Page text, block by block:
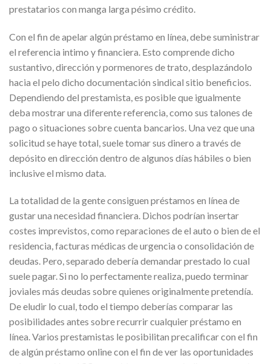
prestatarios con manga larga pésimo crédito.
Con el fin de apelar algún préstamo en línea, debe suministrar
el referencia intimo y financiera. Esto comprende dicho
sustantivo, dirección y pormenores de trato, desplazándolo
hacia el pelo dicho documentación sindical sitio beneficios.
Dependiendo del prestamista, es posible que igualmente
deba mostrar una diferente referencia, como sus talones de
pago o situaciones sobre cuenta bancarios. Una vez que una
solicitud se haye total, suele tomar sus dinero a través de
depósito en dirección dentro de algunos días hábiles o bien
inclusive el mismo data.
La totalidad de la gente consiguen préstamos en línea de
gustar una necesidad financiera. Dichos podrían insertar
costes imprevistos, como reparaciones de el auto o bien de el
residencia, facturas médicas de urgencia o consolidación de
deudas. Pero, separado debería demandar prestado lo cual
suele pagar. Si no lo perfectamente realiza, puedo terminar
joviales más deudas sobre quienes originalmente pretendía.
De eludir lo cual, todo el tiempo deberías comparar las
posibilidades antes sobre recurrir cualquier préstamo en
línea. Varios prestamistas le posibilitan precalificar con el fin
de algún préstamo online con el fin de ver las oportunidades